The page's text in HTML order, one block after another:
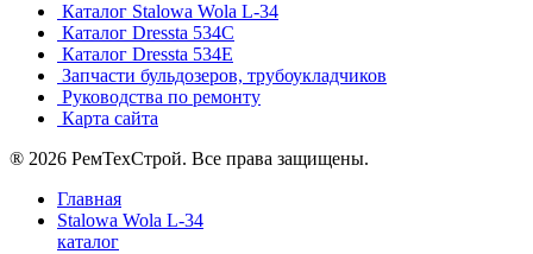
Каталог Stalowa Wola L-34
Каталог Dressta 534C
Каталог Dressta 534E
Запчасти бульдозеров, трубоукладчиков
Руководства по ремонту
Карта сайта
® 2026 РемТехСтрой. Все права защищены.
Главная
Stalowa Wola L-34
каталог